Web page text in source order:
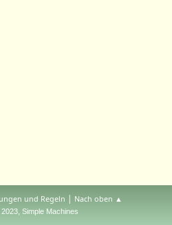
und Regeln | Nach oben ▲
, Simple Machines